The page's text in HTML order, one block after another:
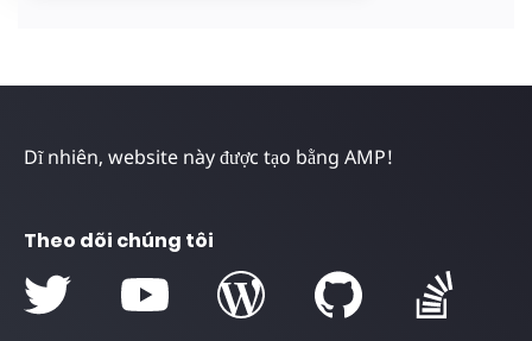
Dĩ nhiên, website này được tạo bằng AMP!
Theo dõi chúng tôi